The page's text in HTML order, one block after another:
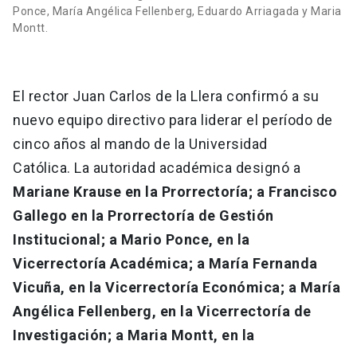
Ponce, María Angélica Fellenberg, Eduardo Arriagada y Maria
Montt.
El rector Juan Carlos de la Llera confirmó a su
nuevo equipo directivo para liderar el período de
cinco años al mando de la Universidad
Católica. La autoridad académica designó a
Mariane Krause en la Prorrectoría; a Francisco
Gallego en la Prorrectoría de Gestión
Institucional; a Mario Ponce, en la
Vicerrectoría Académica; a María Fernanda
Vicuña, en la Vicerrectoría Económica; a María
Angélica Fellenberg, en la Vicerrectoría de
Investigación; a Maria Montt, en la